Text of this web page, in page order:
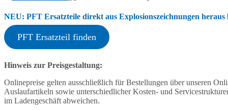
NEU: PFT Ersatzteile direkt aus Explosionszeichnungen heraus
PFT Ersatzteil finden
Hinweis zur Preisgestaltung:
Onlinepreise gelten ausschließlich für Bestellungen über unseren
Auslaufartikeln sowie unterschiedlicher Kosten- und
im Ladengeschäft abweichen.